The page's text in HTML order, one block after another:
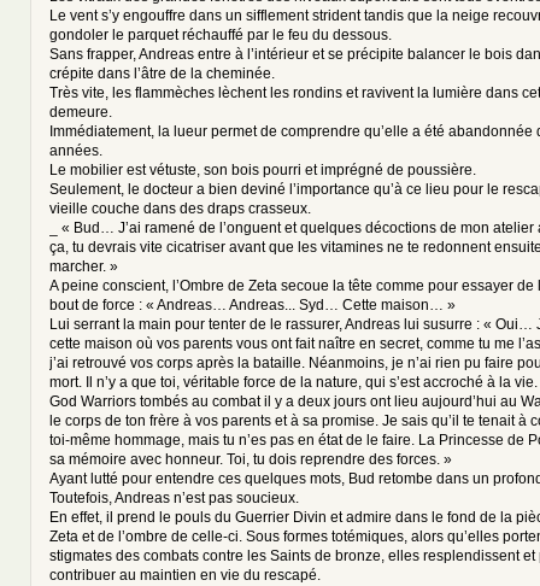
Le vent s’y engouffre dans un sifflement strident tandis que la neige
gondoler le parquet réchauffé par le feu du dessous.
Sans frapper, Andreas entre à l’intérieur et se précipite balancer le bois
crépite dans l’âtre de la cheminée.
Très vite, les flammèches lèchent les rondins et ravivent la lumière dans
demeure.
Immédiatement, la lueur permet de comprendre qu’elle a été abandonnée
années.
Le mobilier est vétuste, son bois pourri et imprégné de poussière.
Seulement, le docteur a bien deviné l’importance qu’à ce lieu pour le
vieille couche dans des draps crasseux.
_ « Bud… J’ai ramené de l’onguent et quelques décoctions de mon atelier
ça, tu devrais vite cicatriser avant que les vitamines ne te redonnent
marcher. »
A peine conscient, l’Ombre de Zeta secoue la tête comme pour essayer de
bout de force : « Andreas… Andreas... Syd… Cette maison… »
Lui serrant la main pour tenter de le rassurer, Andreas lui susurre : « Oui…
cette maison où vos parents vous ont fait naître en secret, comme tu me
j’ai retrouvé vos corps après la bataille. Néanmoins, je n’ai rien pu faire
mort. Il n’y a que toi, véritable force de la nature, qui s’est accroché à la
God Warriors tombés au combat il y a deux jours ont lieu aujourd’hui au
le corps de ton frère à vos parents et à sa promise. Je sais qu’il te tenait à
toi-même hommage, mais tu n’es pas en état de le faire. La Princesse de
sa mémoire avec honneur. Toi, tu dois reprendre des forces. »
Ayant lutté pour entendre ces quelques mots, Bud retombe dans un
Toutefois, Andreas n’est pas soucieux.
En effet, il prend le pouls du Guerrier Divin et admire dans le fond de la
Zeta et de l’ombre de celle-ci. Sous formes totémiques, alors qu’elles
stigmates des combats contre les Saints de bronze, elles resplendissent et
contribuer au maintien en vie du rescapé.